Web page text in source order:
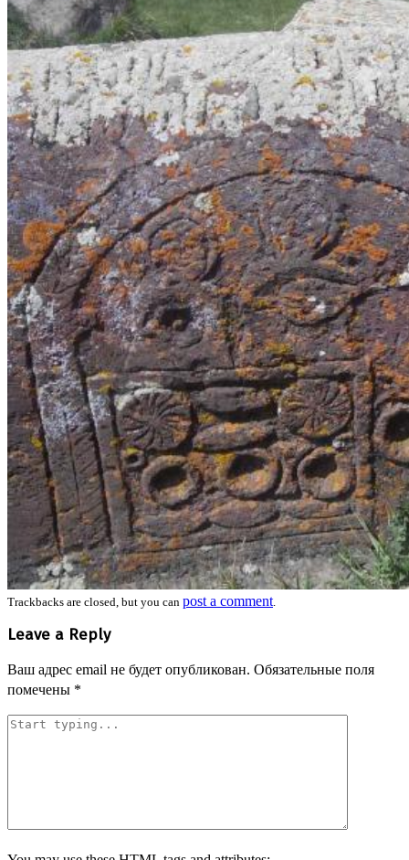
Trackbacks are closed, but you can post a comment.
Leave a Reply
Ваш адрес email не будет опубликован. Обязательные поля
помечены *